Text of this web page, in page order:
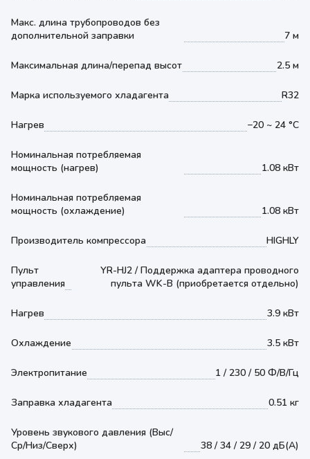
Макс. длина трубопроводов без
дополнительной заправки
7 м
Максимальная длина/перепад высот 2.5 м
Марка используемого хладагента R32
Нагрев −20 ~ 24 °С
Номинальная потребляемая
мощность (нагрев)
1.08 кВт
Номинальная потребляемая
мощность (охлаждение)
1.08 кВт
Производитель компрессора HIGHLY
Пульт
управления
YR-HJ2 / Поддержка адаптера проводного
пульта WK-B (приобретается отдельно)
Нагрев 3.9 кВт
Охлаждение 3.5 кВт
Электропитание 1 / 230 / 50 Ф/В/Гц
Заправка хладагента 0.51 кг
Уровень звукового давления (Выс/
Ср/Низ/Сверх)
38 / 34 / 29 / 20 дБ(А)